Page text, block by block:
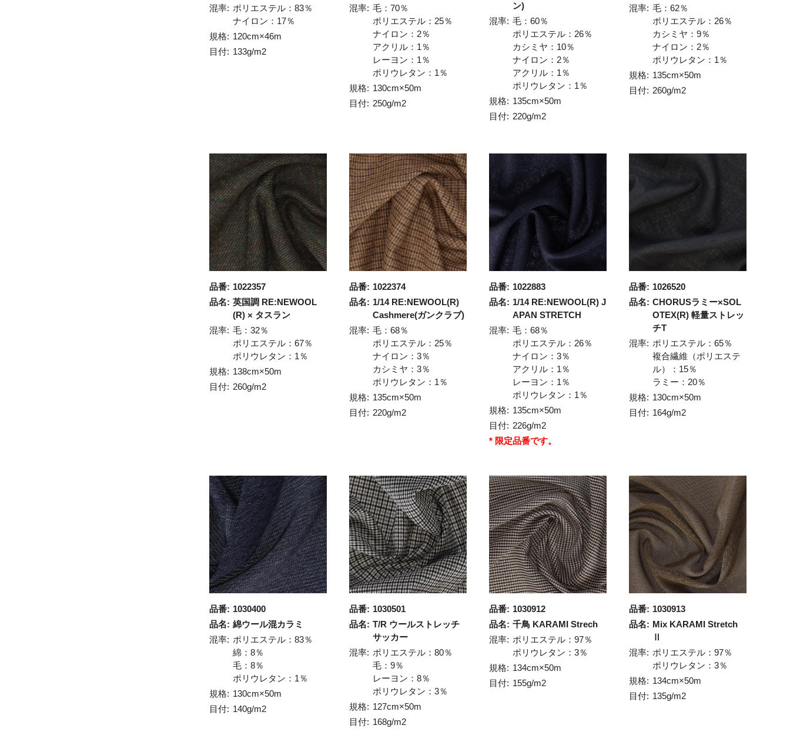
混率: ポリエステル：83％
ナイロン：17％
規格: 120cm×46m
目付: 133g/m2
混率: 毛：70％
ポリエステル：25％
ナイロン：2％
アクリル：1％
レーヨン：1％
ポリウレタン：1％
規格: 130cm×50m
目付: 250g/m2
ン)
混率: 毛：60％
ポリエステル：26％
カシミヤ：10％
ナイロン：2％
アクリル：1％
ポリウレタン：1％
規格: 135cm×50m
目付: 220g/m2
混率: 毛：62％
ポリエステル：26％
カシミヤ：9％
ナイロン：2％
ポリウレタン：1％
規格: 135cm×50m
目付: 260g/m2
品番: 1022357
品名: 英国調 RE:NEWOOL
(R) × タスラン
混率: 毛：32％
ポリエステル：67％
ポリウレタン：1％
規格: 138cm×50m
目付: 260g/m2
品番: 1022374
品名: 1/14 RE:NEWOOL(R)
Cashmere(ガンクラブ)
混率: 毛：68％
ポリエステル：25％
ナイロン：3％
カシミヤ：3％
ポリウレタン：1％
規格: 135cm×50m
目付: 220g/m2
品番: 1022883
品名: 1/14 RE:NEWOOL(R) J
APAN STRETCH
混率: 毛：68％
ポリエステル：26％
ナイロン：3％
アクリル：1％
レーヨン：1％
ポリウレタン：1％
規格: 135cm×50m
目付: 226g/m2
* 限定品番です。
品番: 1026520
品名: CHORUSラミー×SOL
OTEX(R) 軽量ストレッ
チT
混率: ポリエステル：65％
複合繊維（ポリエステ
ル）：15％
ラミー：20％
規格: 130cm×50m
目付: 164g/m2
品番: 1030400
品名: 綿ウール混カラミ
混率: ポリエステル：83％
綿：8％
毛：8％
ポリウレタン：1％
規格: 130cm×50m
目付: 140g/m2
品番: 1030501
品名: T/R ウールストレッチ
サッカー
混率: ポリエステル：80％
毛：9％
レーヨン：8％
ポリウレタン：3％
規格: 127cm×50m
目付: 168g/m2
品番: 1030912
品名: 千鳥 KARAMI Strech
混率: ポリエステル：97％
ポリウレタン：3％
規格: 134cm×50m
目付: 155g/m2
品番: 1030913
品名: Mix KARAMI Stretch
Ⅱ
混率: ポリエステル：97％
ポリウレタン：3％
規格: 134cm×50m
目付: 135g/m2